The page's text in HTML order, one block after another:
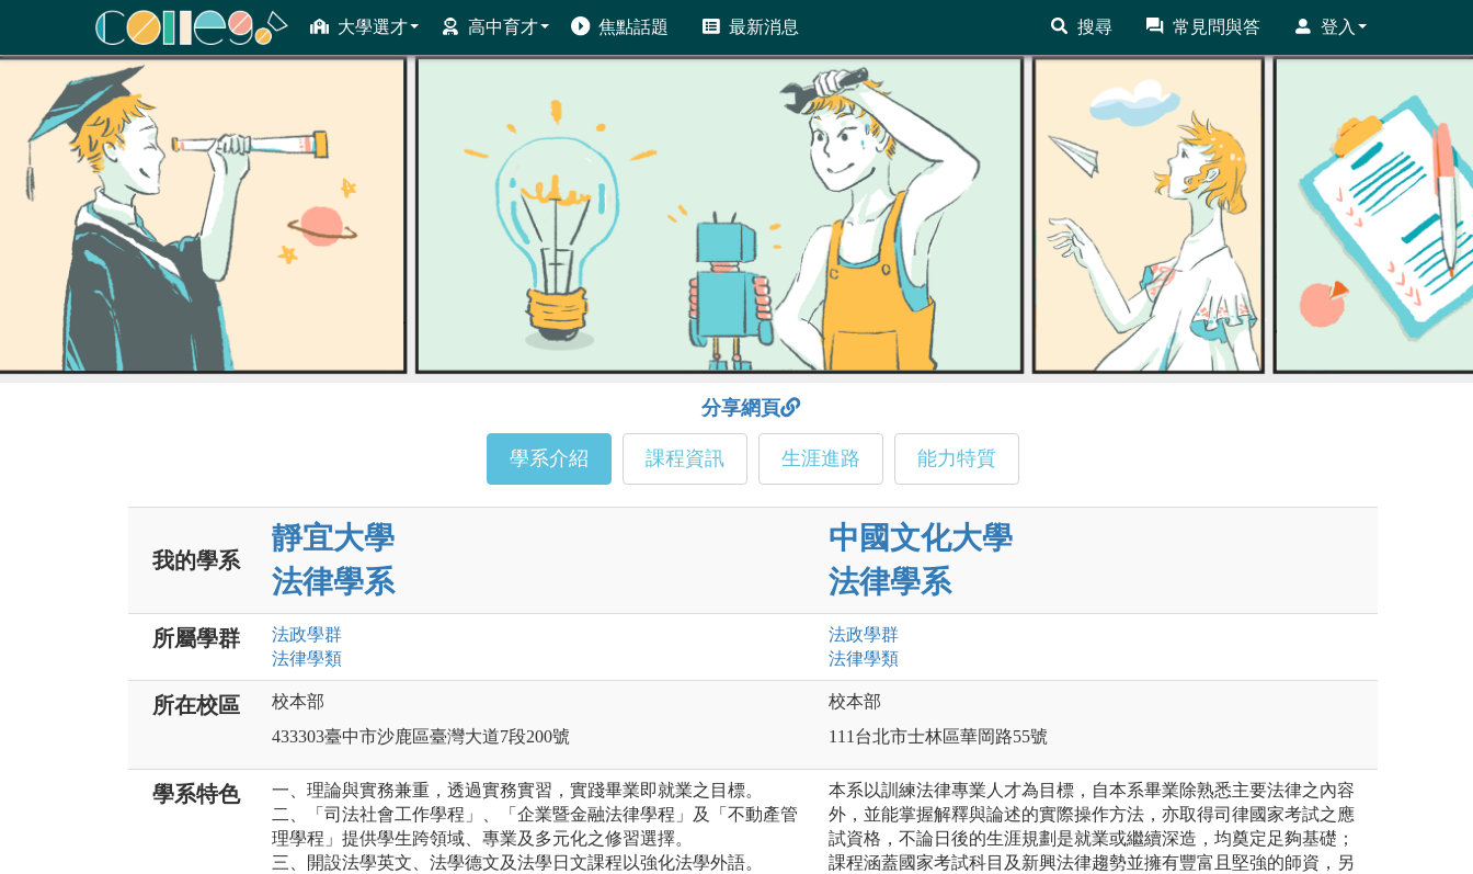
大學選才 高中育才 焦點話題 最新消息 搜尋 常見問與答 登入
ColleGo! 大學選才與高中育才輔助系統
分享網頁
學系介紹 課程資訊 生涯進路 能力特質
我的學系
靜宜大學
法律學系
中國文化大學
法律學系
所屬學群 法政學群
法律學類
法政學群
法律學類
所在校區
校本部
433303臺中市沙鹿區臺灣大道7段200號
校本部
111台北市士林區華岡路55號
學系特色
一、理論與實務兼重，透過實務實習，實踐畢業即就業之目標。
二、「司法社會工作學程」、「企業暨金融法律學程」及「不動產管
理學程」提供學生跨領域、專業及多元化之修習選擇。
三、開設法學英文、法學德文及法學日文課程以強化法學外語。
本系以訓練法律專業人才為目標，自本系畢業除熟悉主要法律之內容
外，並能掌握解釋與論述的實際操作方法，亦取得司律國家考試之應
試資格，不論日後的生涯規劃是就業或繼續深造，均奠定足夠基礎；
課程涵蓋國家考試科目及新興法律趨勢並擁有豐富且堅強的師資，另